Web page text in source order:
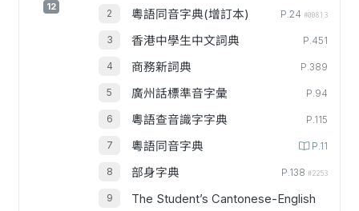
12
粵語同音字典(增訂本) P.24 #00813
香港中學生中文詞典 P.451
商務新詞典 P.389
廣州話標準音字彙 P.94
粵語查音識字字典 P.115
粵語同音字典 P.11
部身字典 P.138 #2253
The Student’s Cantonese-English